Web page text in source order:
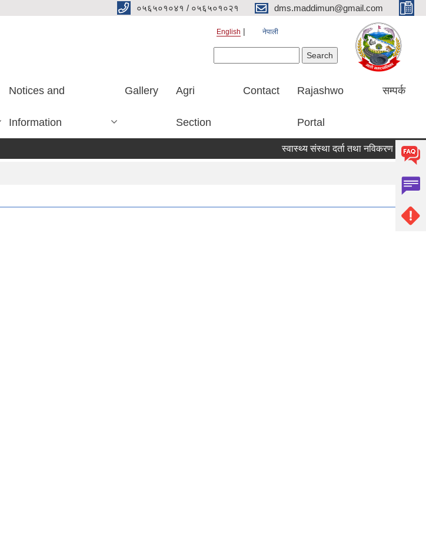
०५६५०१०४१ / ०५६५०१०२१ dms.maddimun@gmail.com
English नेपाली
Notices and
Information
Gallery Agri
Section
Contact Rajashwo
Portal
सम्पर्क
स्वास्थ्य संस्था दर्ता तथा नविकरण सम्बन्धी सूचना